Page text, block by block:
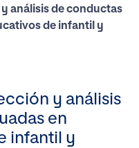
análisis de conductas
de infantil y
y análisis
en
infantil y